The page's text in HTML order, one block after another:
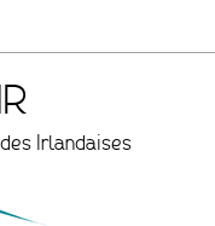
Irlandaises